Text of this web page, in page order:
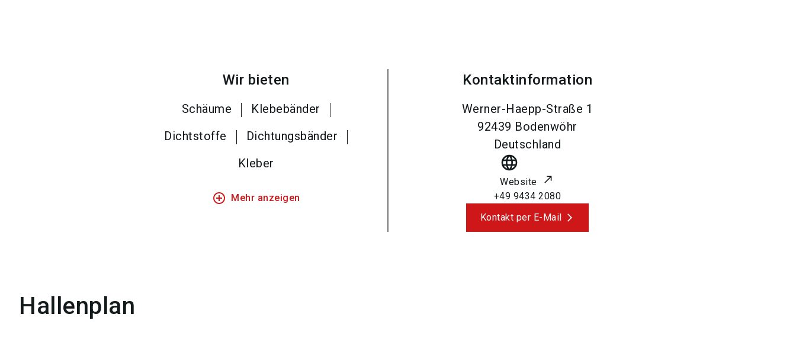
Wir bieten
Schäume
Klebebänder
Dichtstoffe
Dichtungsbänder
Kleber
add_circle_outline Mehr anzeigen
Kontaktinformation
Werner-Haepp-Straße 1
92439 Bodenwöhr
Deutschland
language
Website
+49 9434 2080
Kontakt per E-Mail
Hallenplan